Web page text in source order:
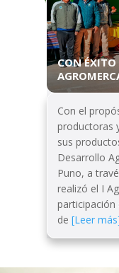
CON ÉXITO
Con el
productoras
sus
Desarrollo
Puno, a
realizó el I
de [Leer